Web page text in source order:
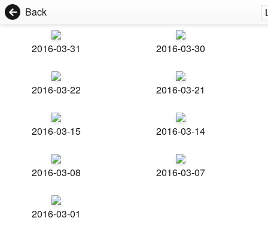
Back
2016-03-31 2016-03-30
2016-03-22 2016-03-21
2016-03-15 2016-03-14
2016-03-08 2016-03-07
2016-03-01